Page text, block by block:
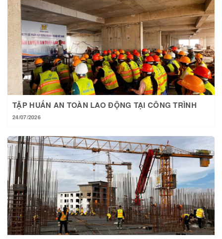
TẬP HUẤN AN TOÀN LAO ĐỘNG TẠI CÔNG TRÌNH
24/07/2026
TẠI HOÀNG THÀNH MỖI NGÀY MỘT BƯỚC TIẾN